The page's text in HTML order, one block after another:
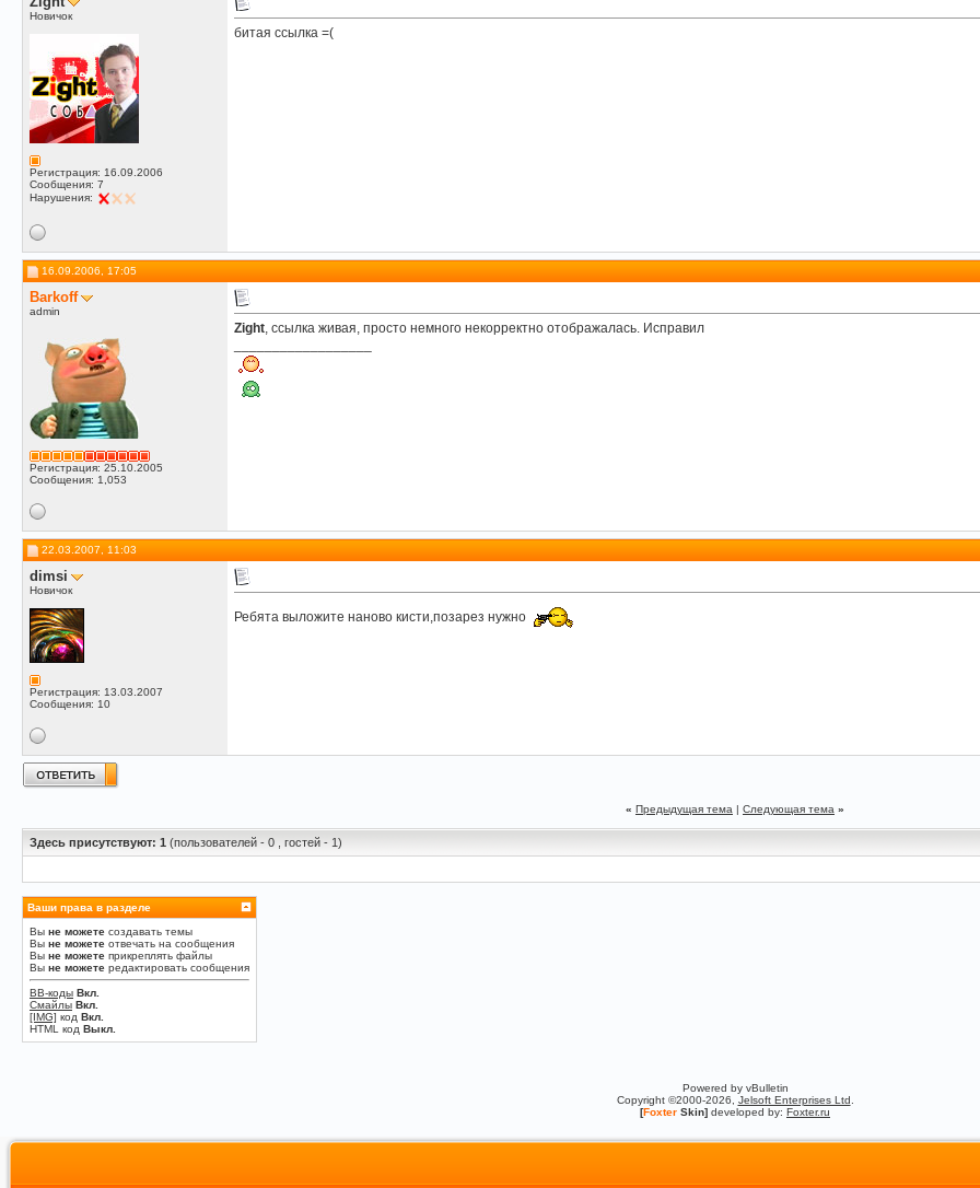
Новичок
Регистрация: 16.09.2006
Сообщения: 7
Нарушения:
битая ссылка =(
16.09.2006, 17:05
Barkoff
admin
Регистрация: 25.10.2005
Сообщения: 1,053
Zight, ссылка живая, просто немного некорректно отображалась. Исправил
22.03.2007, 11:03
dimsi
Новичок
Регистрация: 13.03.2007
Сообщения: 10
Ребята выложите наново кисти,позарез нужно
« Предыдущая тема | Следующая тема »
Здесь присутствуют: 1 (пользователей - 0 , гостей - 1)
Ваши права в разделе
Вы не можете создавать темы
Вы не можете отвечать на сообщения
Вы не можете прикреплять файлы
Вы не можете редактировать сообщения
BB-коды Вкл.
Смайлы Вкл.
[IMG] код Вкл.
HTML код Выкл.
Powered by vBulletin
Copyright ©2000-2026, Jelsoft Enterprises Ltd
[Foxter Skin] developed by: Foxter.ru